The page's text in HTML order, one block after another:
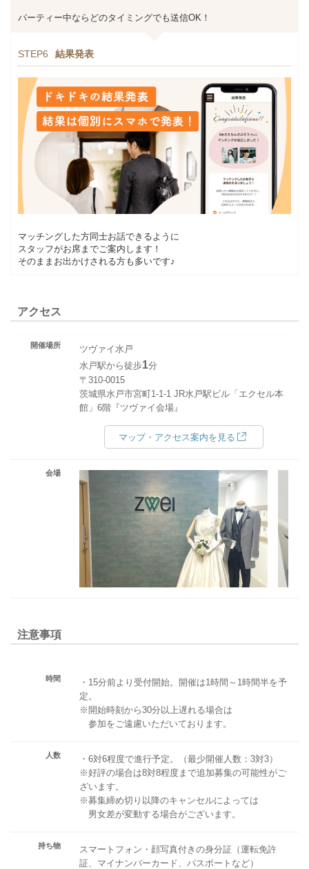
パーティー中ならどのタイミングでも送信OK！
STEP6 結果発表
マッチングした方同士お話できるように
スタッフがお席までご案内します！
そのままお出かけされる方も多いです♪
アクセス
開催場所
ツヴァイ水戸
水戸駅から徒歩1分
〒310-0015
茨城県水戸市宮町1-1-1 JR水戸駅ビル「エクセル本
館」6階『ツヴァイ会場』
マップ・アクセス案内を見る
会場
注意事項
時間
・15分前より受付開始。開催は1時間～1時間半を予
定。
※開始時刻から30分以上遅れる場合は
参加をご遠慮いただいております。
人数
・6対6程度で進行予定。（最少開催人数：3対3）
※好評の場合は8対8程度まで追加募集の可能性がご
ざいます。
※募集締め切り以降のキャンセルによっては
男女差が変動する場合がございます。
持ち物
スマートフォン・顔写真付きの身分証（運転免許
証、マイナンバーカード、パスポートなど）